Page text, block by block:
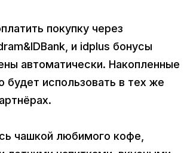
покупку через
и idplus бонусы
автоматически. Накопленные
будет использовать в тех же
чашкой любимого кофе,